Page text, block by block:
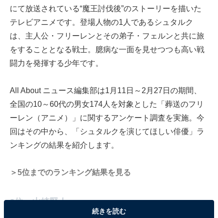
にて放送されている“魔王討伐後”のストーリーを描いた
テレビアニメです。登場人物の1人であるシュタルク
は、主人公・フリーレンとその弟子・フェルンと共に旅
をすることとなる戦士。臆病な一面を見せつつも高い戦
闘力を発揮する少年です。
All About ニュース編集部は1月11日～2月27日の期間、
全国の10～60代の男女174人を対象とした「葬送のフリ
ーレン（アニメ）」に関するアンケート調査を実施。今
回はその中から、「シュタルクを演じてほしい俳優」ラ
ンキングの結果を紹介します。
＞5位までのランキング結果を見る
2位：山崎賢人
続きを読む